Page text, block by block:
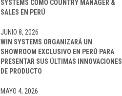
SYSTEMS COMO COUNTRY MANAGER &
SALES EN PERÚ
WIN SYSTEMS ORGANIZARÁ UN
SHOWROOM EXCLUSIVO EN PERÚ PARA
PRESENTAR SUS ÚLTIMAS INNOVACIONES
DE PRODUCTO
JUNIO 8, 2026
MAYO 4, 2026